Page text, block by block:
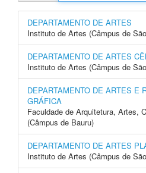
DEPARTAMENTO DE ARTES
Instituto de Artes (Câmpus de
DEPARTAMENTO DE ARTES
Instituto de Artes (Câmpus de
DEPARTAMENTO DE ARTES E
GRÁFICA
Faculdade de Arquitetura, Artes,
(Câmpus de Bauru)
DEPARTAMENTO DE ARTES
Instituto de Artes (Câmpus de